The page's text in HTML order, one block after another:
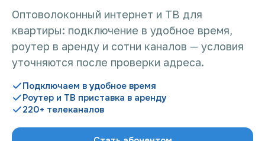
Интернет и ТВ в частном доме
TV+
Оптоволоконный интернет и ТВ для
квартиры: подключение в удобное время,
роутер в аренду и сотни каналов — условия
уточняются после проверки адреса.
Подключаем в удобное время
Роутер и ТВ приставка в аренду
220+ телеканалов